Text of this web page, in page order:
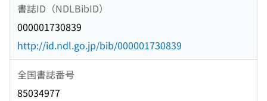
書誌ID（NDLBibID）
000001730839
http://id.ndl.go.jp/bib/000001730839
全国書誌番号
85034977